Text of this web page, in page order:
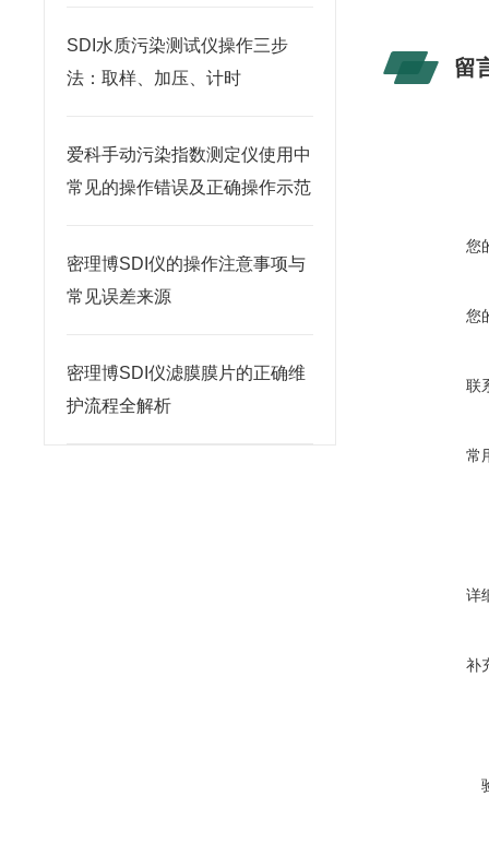
SDI水质污染测试仪操作三步
法：取样、加压、计时
爱科手动污染指数测定仪使用中
常见的操作错误及正确操作示范
密理博SDI仪的操作注意事项与
常见误差来源
密理博SDI仪滤膜膜片的正确维
护流程全解析
留
您
您
联
常
详
补